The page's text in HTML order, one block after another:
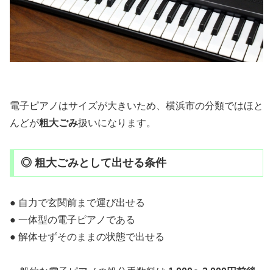
電子ピアノはサイズが大きいため、横浜市の分類ではほと
んどが粗大ごみ扱いになります。
◎ 粗大ごみとして出せる条件
● 自力で玄関前まで運び出せる
● 一体型の電子ピアノである
● 解体せずそのままの状態で出せる